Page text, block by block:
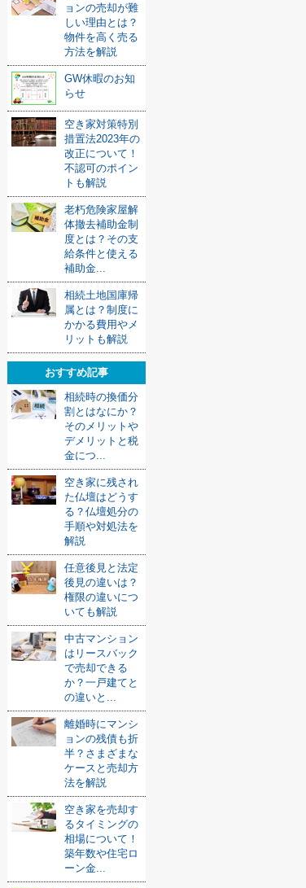
ョンの売却が難
しい理由とは？
物件を高く売る
方法を解説
GW休暇のお知
らせ
空き家対策特別
措置法2023年の
改正について！
不認可のポイン
トも解説
老朽危険家屋解
体撤去補助金制
度とは？その支
給条件と使える
補助金...
相続土地国庫帰
属とは？制度に
かかる費用やメ
リットも解説
おすすめ記事
相続時の換価分
割とはなにか？
そのメリットや
デメリットと税
金につ...
空き家に残され
た仏壇はどうす
る？仏壇処分の
手順や対処法を
解説
任意後見と法定
後見の違いは？
権限の違いにつ
いても解説
中古マンション
はリースバック
で売却できる
か？一戸建てと
の違いと...
離婚時にマンシ
ョンの残債も折
半？さまざまな
ケースと売却方
法を解説
空き家を売却す
るタイミングの
相場について！
築年数や住宅ロ
ーン金...